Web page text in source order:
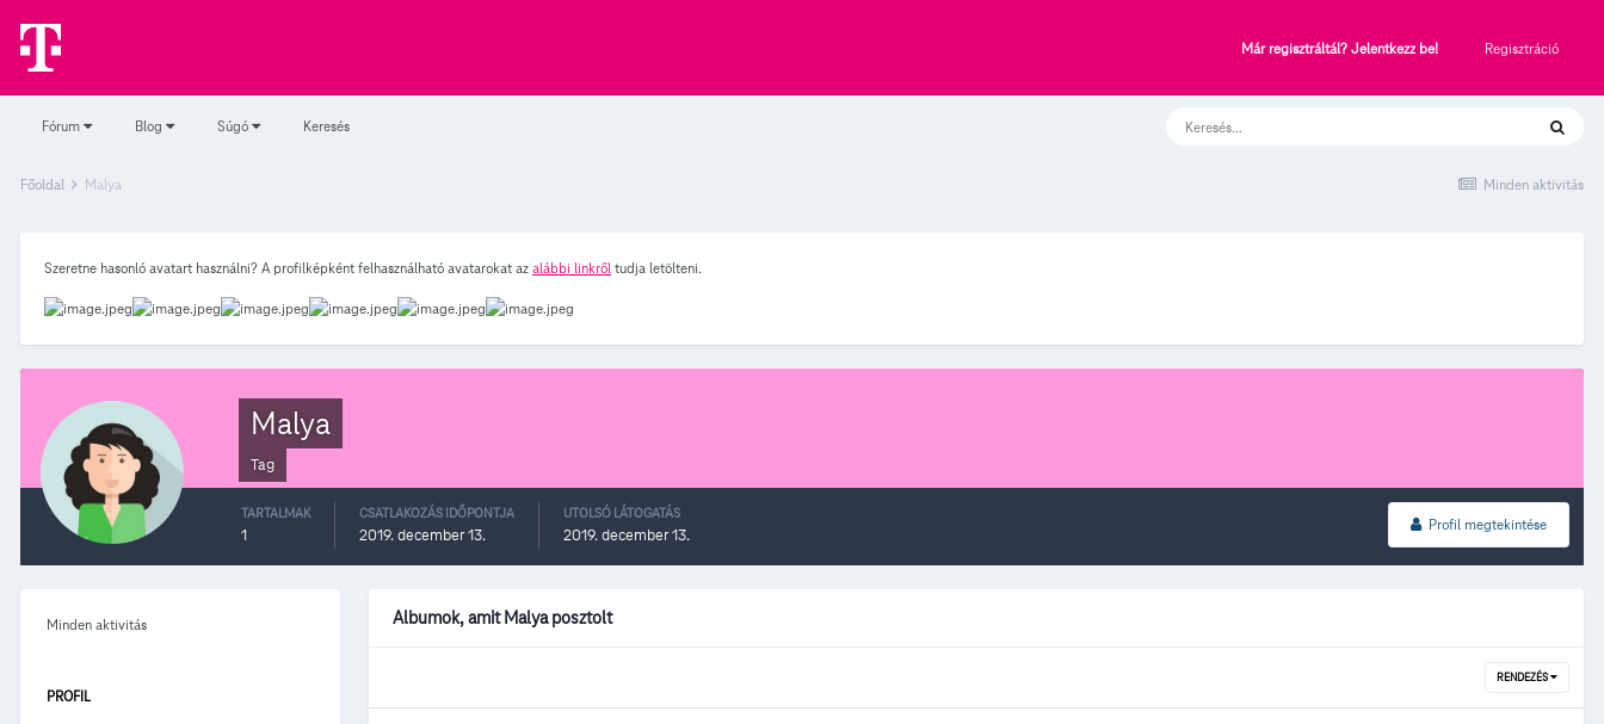
Már regisztráltál? Jelentkezz be! Regisztráció
Fórum Blog Súgó Keresés
Minden aktivitás
Főoldal Malya
Szeretne hasonló avatart használni? A profilképként felhasználható avatarokat az alábbi linkről tudja letölteni.
Malya
Tag
Profil megtekintése
TARTALMAK
1
CSATLAKOZÁS IDŐPONTJA
2019. december 13.
UTOLSÓ LÁTOGATÁS
2019. december 13.
Minden aktivitás
PROFIL
Albumok, amit Malya posztolt
RENDEZÉS